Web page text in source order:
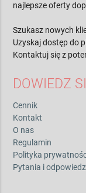
najlepsze oferty
Szukasz nowych
Uzyskaj dostęp do
Kontaktuj się z
DOWIEDZ
Cennik
Kontakt
O nas
Regulamin
Polityka
Pytania i